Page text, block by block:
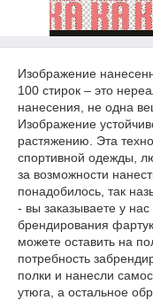
Изображение
100 стирок – это
нанесения, не одна
Изображение
растяжению. Эта
спортивной одежды,
за возможности
понадобилось, так
- вы заказываете у
брендирования
можете оставить на
потребность
полки и нанесли
утюга, а остальное